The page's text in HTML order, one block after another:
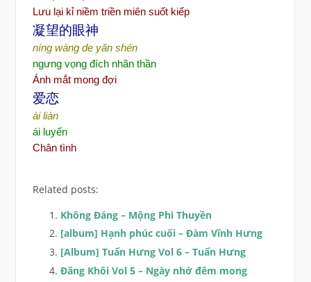
Lưu lại kỉ niềm triền miên suốt kiếp
凝望的眼神
níng wàng de yǎn shén
ngưng vọng đích nhãn thần
Ánh mắt mong đợi
爱恋
ài liàn
ái luyến
Chân tình
Related posts:
Không Đáng – Mộng Phi Thuyền
[album] Hạnh phúc cuối – Đàm Vĩnh Hưng
[Album] Tuấn Hưng Vol 6 – Tuấn Hưng
Đăng Khôi Vol 5 – Ngày nhớ đêm mong